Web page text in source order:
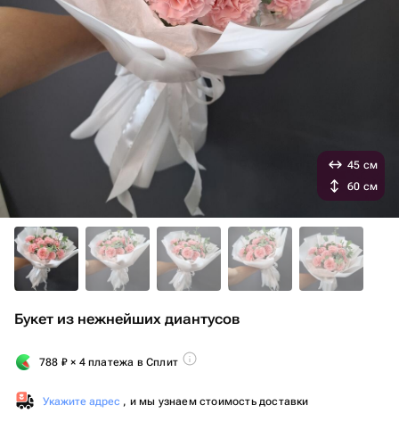
Букет из нежнейших диантусов
788 ₽ × 4 платежа в Сплит
Укажите адрес , и мы узнаем стоимость доставки
45 см
60 см